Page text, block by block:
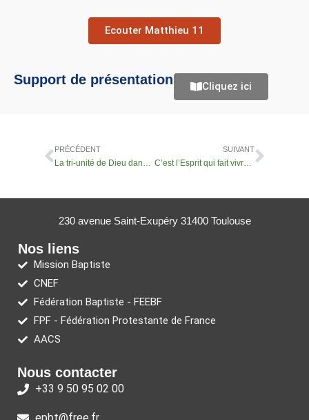
Ecouter Matthieu 11
Support de présentation Cliquez ici
PRÉCÉDENT
La tri-unité de Dieu dans notre vie – j’aime ta Présence
SUIVANT
C’est l’Esprit qui fait vivre et qui transforme
230 avenue Saint-Exupéry 31400 Toulouse
Nos liens
Mission Baptiste
CNEF
Fédération Baptiste - FEEBF
FPF - Fédération Protestante de France
AACS
Nous contacter
+33 9 50 95 02 00